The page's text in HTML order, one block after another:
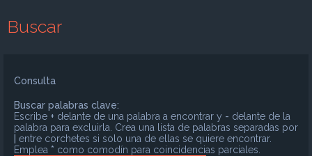
Buscar
Consulta
Buscar palabras clave:
Escribe + delante de una palabra a encontrar y - delante de la
palabra para excluirla. Crea una lista de palabras separadas por
entre corchetes si solo una de ellas se quiere encontrar.
Emplea * como comodín para coincidencias parciales.